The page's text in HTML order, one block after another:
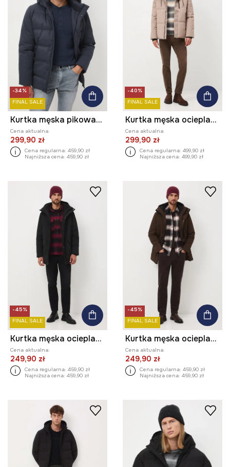
-34%
FINAL SALE
Kurtka męska pikowana
Cena aktualna:
299,90 zł
Cena regularna: 459,90 zł
Najniższa cena: 459,90 zł
-40%
FINAL SALE
Kurtka męska ocieplana pikowana
Cena aktualna:
299,90 zł
Cena regularna: 499,90 zł
Najniższa cena: 499,90 zł
-45%
FINAL SALE
Kurtka męska ocieplana
Cena aktualna:
249,90 zł
Cena regularna: 459,90 zł
Najniższa cena: 459,90 zł
-45%
FINAL SALE
Kurtka męska ocieplana
Cena aktualna:
249,90 zł
Cena regularna: 459,90 zł
Najniższa cena: 459,90 zł